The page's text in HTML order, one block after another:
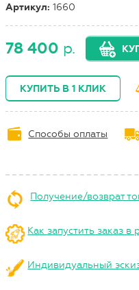
Артикул:1660
78 400 р.
КУПИТЬ В 1 КЛИК
Способы оплаты
Получение/возврат
Как запустить заказ в
Индивидуальный